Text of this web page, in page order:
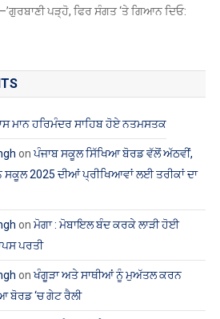
ਪੜ੍ਹੋ, ਫਿਰ ਸੰਗਤ ‘ਤੇ ਗਿਆਨ ਦਿਓ:
ਮਾਨ ਹਰਿਮੰਦਰ ਸਾਹਿਬ ਹੋਏ ਨਤਮਸਤਕ
onਪੰਜਾਬ ਸਕੂਲ ਸਿੱਖਿਆ ਬੋਰਡ ਵੱਲੋਂ ਅੱਠਵੀਂ,
ਸਕੂਲ 2025 ਦੀਆਂ ਪ੍ਰੀਖਿਆਵਾਂ ਲਈ ਤਰੀਕਾਂ ਦਾ
on ਮੋਗਾ : ਮੋਬਾਇਲ ਬੰਦ ਕਰਕੇ ਲਾੜੀ ਹੋਈ
ਪਰਤੀ
onਖੰਗੂੜਾ ਅਤੇ ਸਾਥੀਆਂ ਨੂੰ ਮੁਅੱਤਲ ਕਰਨ
ਬੋਰਡ ‘ਚ ਗੇਟ ਰੈਲੀ